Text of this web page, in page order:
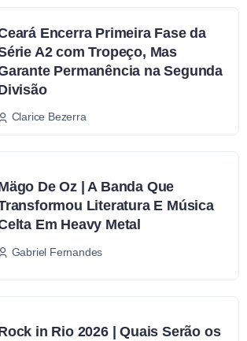
Encerra Primeira Fase da
A2 com Tropeço, Mas
Permanência na Segunda
Clarice Bezerra
De Oz | A Banda Que
Literatura E Música
Em Heavy Metal
Gabriel Fernandes
in Rio 2026 | Quais Serão os